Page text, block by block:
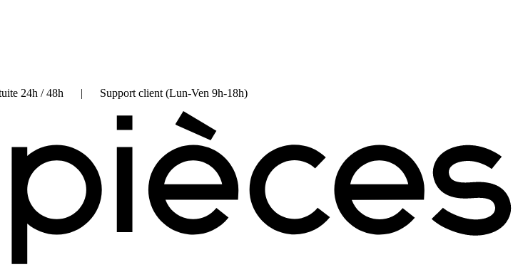
24h / 48h | Support client (Lun-Ven 9h-18h)